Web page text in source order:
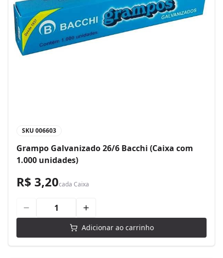
SKU 006603
Grampo Galvanizado 26/6 Bacchi (Caixa com
1.000 unidades)
R$ 3,20cada Caixa
Adicionar ao carrinho